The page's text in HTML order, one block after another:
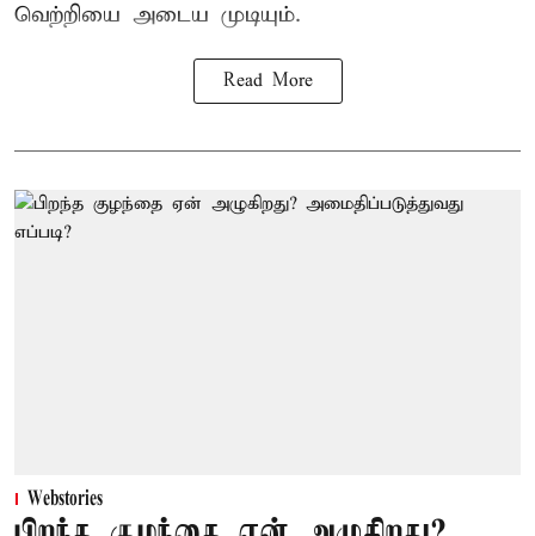
வெற்றியை அடைய முடியும்.
Read More
Webstories